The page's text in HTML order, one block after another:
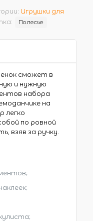
Игрушки для
Полесье
сможет в
и нужную
набора
на
легко
по ровной
взяв за ручку.